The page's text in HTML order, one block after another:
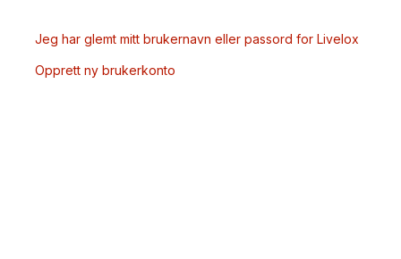
Jeg har glemt mitt brukernavn eller passord for Livelox
Opprett ny brukerkonto